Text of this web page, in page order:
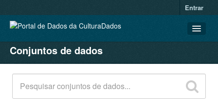
Entrar
CONJUNTOS DE DADOS
ORGANIZAÇÕES
GRUPOS
SOBRE
Conjuntos de dados